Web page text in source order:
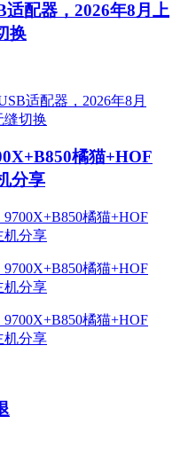
配器，2026年8月上
换
橘猫+HOF
分享